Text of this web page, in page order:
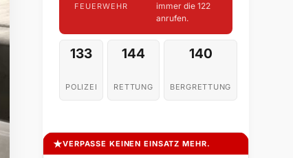
FEUERWEHR
immer die 122
anrufen.
133
POLIZEI
144
RETTUNG
140
BERGRETTUNG
VERPASSE KEINEN EINSATZ MEHR.